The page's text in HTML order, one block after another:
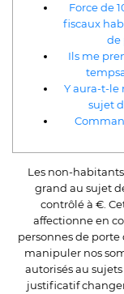
Force de
fiscaux
de
Ils me
Y aura-t-le
sujet
Les non-
grand au sujet
contrôlé à €.
affectionne en
personnes de
manipuler nos
autorisés au
justificatif